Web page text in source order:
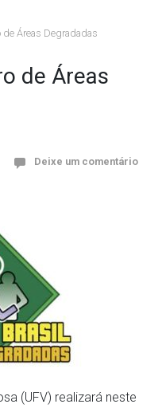
de Áreas Degradadas
de Áreas
Deixe um comentário
(UFV) realizará neste